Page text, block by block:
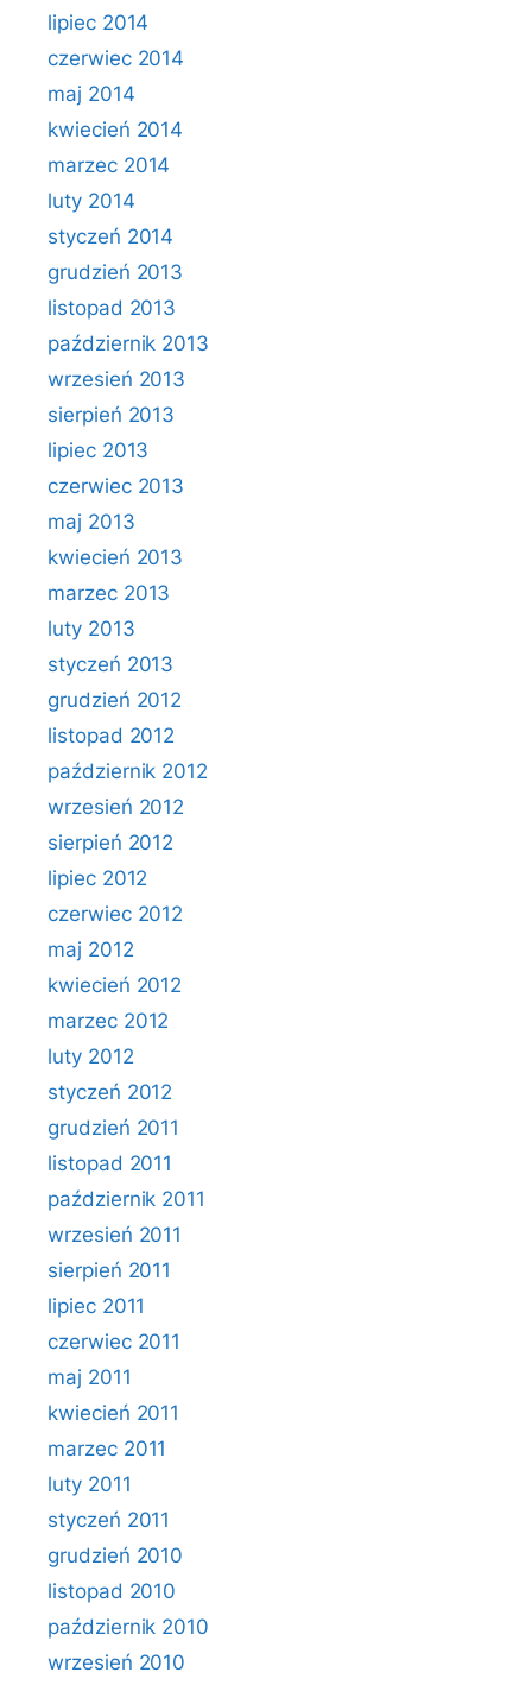
lipiec 2014
czerwiec 2014
maj 2014
kwiecień 2014
marzec 2014
luty 2014
styczeń 2014
grudzień 2013
listopad 2013
październik 2013
wrzesień 2013
sierpień 2013
lipiec 2013
czerwiec 2013
maj 2013
kwiecień 2013
marzec 2013
luty 2013
styczeń 2013
grudzień 2012
listopad 2012
październik 2012
wrzesień 2012
sierpień 2012
lipiec 2012
czerwiec 2012
maj 2012
kwiecień 2012
marzec 2012
luty 2012
styczeń 2012
grudzień 2011
listopad 2011
październik 2011
wrzesień 2011
sierpień 2011
lipiec 2011
czerwiec 2011
maj 2011
kwiecień 2011
marzec 2011
luty 2011
styczeń 2011
grudzień 2010
listopad 2010
październik 2010
wrzesień 2010